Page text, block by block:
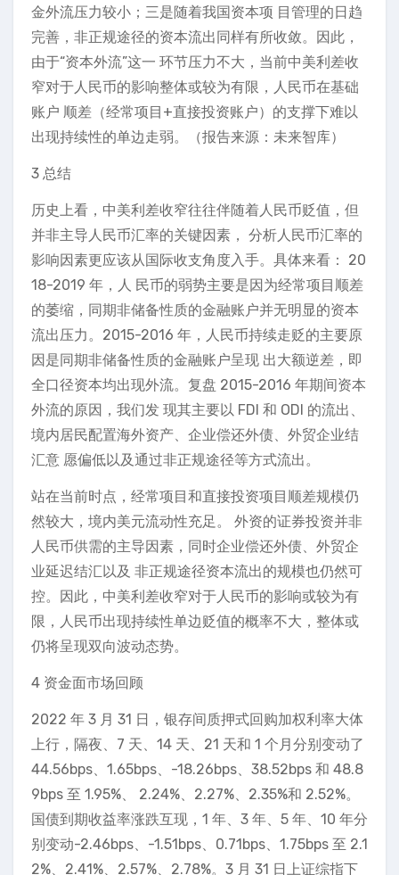
金外流压力较小；三是随着我国资本项 目管理的日趋
完善，非正规途径的资本流出同样有所收敛。因此，
由于“资本外流”这一 环节压力不大，当前中美利差收
窄对于人民币的影响整体或较为有限，人民币在基础
账户 顺差（经常项目+直接投资账户）的支撑下难以
出现持续性的单边走弱。（报告来源：未来智库）
3 总结
历史上看，中美利差收窄往往伴随着人民币贬值，但
并非主导人民币汇率的关键因素， 分析人民币汇率的
影响因素更应该从国际收支角度入手。具体来看： 20
18-2019 年，人 民币的弱势主要是因为经常项目顺差
的萎缩，同期非储备性质的金融账户并无明显的资本
流出压力。2015-2016 年，人民币持续走贬的主要原
因是同期非储备性质的金融账户呈现 出大额逆差，即
全口径资本均出现外流。复盘 2015-2016 年期间资本
外流的原因，我们发 现其主要以 FDI 和 ODI 的流出、
境内居民配置海外资产、企业偿还外债、外贸企业结
汇意 愿偏低以及通过非正规途径等方式流出。
站在当前时点，经常项目和直接投资项目顺差规模仍
然较大，境内美元流动性充足。 外资的证券投资并非
人民币供需的主导因素，同时企业偿还外债、外贸企
业延迟结汇以及 非正规途径资本流出的规模也仍然可
控。因此，中美利差收窄对于人民币的影响或较为有
限，人民币出现持续性单边贬值的概率不大，整体或
仍将呈现双向波动态势。
4 资金面市场回顾
2022 年 3 月 31 日，银存间质押式回购加权利率大体
上行，隔夜、7 天、14 天、21 天和 1 个月分别变动了
44.56bps、1.65bps、-18.26bps、38.52bps 和 48.8
9bps 至 1.95%、 2.24%、2.27%、2.35%和 2.52%。
国债到期收益率涨跌互现，1 年、3 年、5 年、10 年分
别变动-2.46bps、-1.51bps、0.71bps、1.75bps 至 2.1
2%、2.41%、2.57%、2.78%。3 月 31 日上证综指下